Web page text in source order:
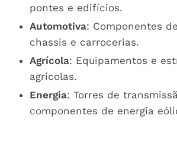
pontes e edifícios.
Automotiva: Componentes
chassis e carrocerias.
Agrícola: Equipamentos e
agrícolas.
Energia: Torres de
componentes de energia